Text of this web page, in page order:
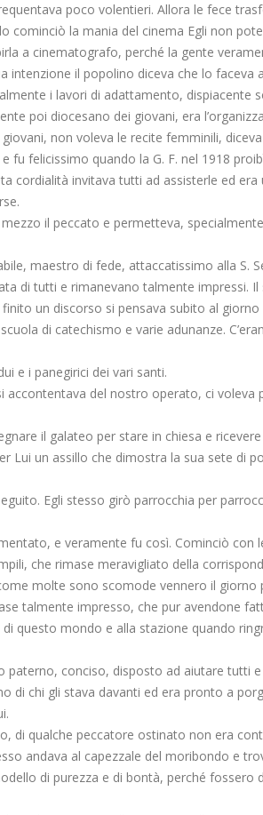
poco volentieri. Allora le fece
la mania del cinema Egli non
a cinematografo, perché la gente
il popolino diceva che lo
i lavori di adattamento, dispiacente
poi diocesano dei giovani, era
non voleva le recite femminili,
felicissimo quando la G. F. nel 1918
cordialità invitava tutti ad assisterle ed
il peccato e permetteva,
maestro di fede, attaccatissimo alla S.
di tutti e rimanevano talmente impressi.
un discorso si pensava subito al
di catechismo e varie adunanze.
e i panegirici dei vari santi.
del nostro operato, ci voleva
il galateo per stare in chiesa e
un assillo che dimostra la sua sete di
Egli stesso girò parrocchia per
e veramente fu così. Cominciò con
che rimase meravigliato della
molte sono scomode vennero il
talmente impresso, che pur avendone
questo mondo e alla stazione quando
conciso, disposto ad aiutare tutti
di chi gli stava davanti ed era pronto a
di qualche peccatore ostinato non era
andava al capezzale del moribondo e
di purezza e di bontà, perché